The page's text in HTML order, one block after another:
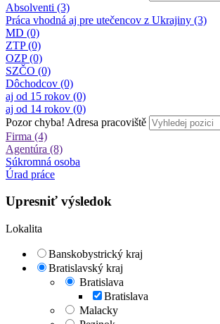
Absolventi (3)
Práca vhodná aj pre utečencov z Ukrajiny (3)
MD (0)
ZTP (0)
OZP (0)
SZČO (0)
Dôchodcov (0)
aj od 15 rokov (0)
aj od 14 rokov (0)
Pozor chyba! Adresa pracoviště
Firma (4)
Agentúra (8)
Súkromná osoba
Úrad práce
Upresniť výsledok
Lokalita
Banskobystrický kraj
Bratislavský kraj
Bratislava
Bratislava
Malacky